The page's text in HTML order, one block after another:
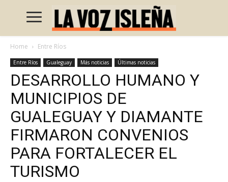
Home Entre Ríos
Entre Ríos Gualeguay Más noticias Últimas noticias
DESARROLLO HUMANO Y
MUNICIPIOS DE
GUALEGUAY Y DIAMANTE
FIRMARON CONVENIOS
PARA FORTALECER EL
TURISMO